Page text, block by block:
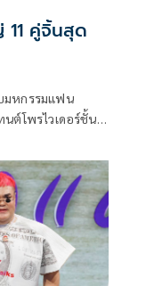
คู่จิ้นสุด
มหกรรมแฟน
นต์โพรไวเดอร์ชั้น